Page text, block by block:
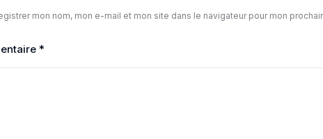
mon nom, mon e-mail et mon site dans le navigateur pour mon
*